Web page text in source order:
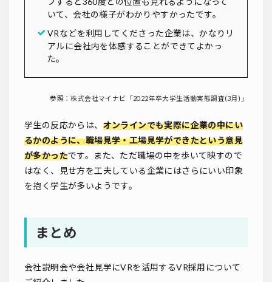
いて、会社の様子がわかりやすかったです。
VRなどを利用してくださった企業は、かなりリ
アルに会社内を体感することができてよかっ
た。
参照：株式会社マイナビ「2022年卒大学生活動実態調査(3月)」
学生の反応からは、 オンラインでも実際に企業の中にい
るかのように、職場見学・工場見学ができたという意見
が多かったです。また、ただ職場の中を歩いて映すので
はなく、見せ方を工夫している企業にはさらにいい印象
を抱く学生が多いようです。
まとめ
会社説明会や会社見学にVRを活用するVR採用について